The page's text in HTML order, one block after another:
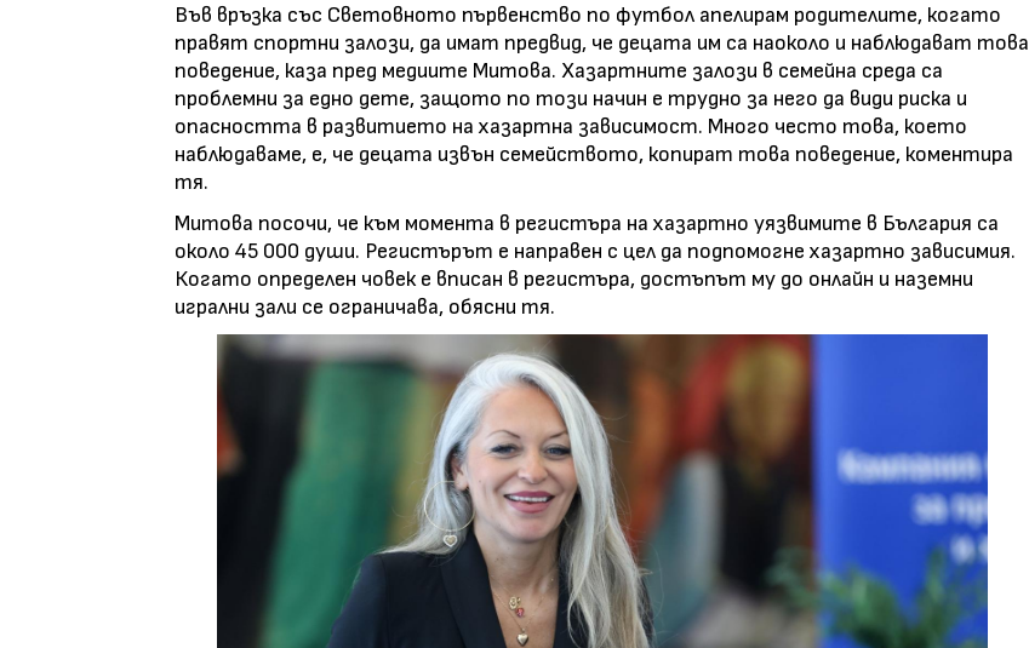
Във връзка със Световното първенство по футбол апелирам родителите, когато
правят спортни залози, да имат предвид, че децата им са наоколо и наблюдават това
поведение, каза пред медиите Митова. Хазартните залози в семейна среда са
проблемни за едно дете, защото по този начин е трудно за него да види риска и
опасността в развитието на хазартна зависимост. Много често това, което
наблюдаваме, е, че децата извън семейството, копират това поведение, коментира
тя.
Митова посочи, че към момента в регистъра на хазартно уязвимите в България са
около 45 000 души. Регистърът е направен с цел да подпомогне хазартно зависимия.
Когато определен човек е вписан в регистъра, достъпът му до онлайн и наземни
игрални зали се ограничава, обясни тя.